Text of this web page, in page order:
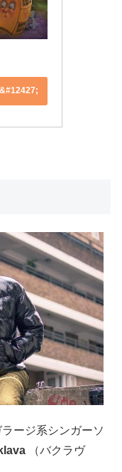
ージ系シンガーソ
（バクラヴ